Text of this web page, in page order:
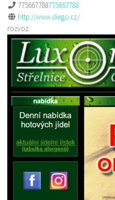
775667788775667788
http://www.diego.cz/
rozvoz